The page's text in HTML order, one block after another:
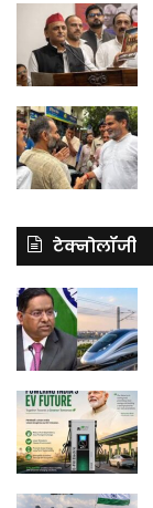
टेक्नोलॉजी